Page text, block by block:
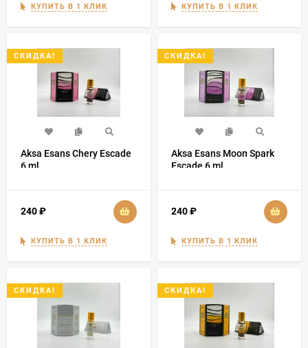
КУПИТЬ В 1 КЛИК КУПИТЬ В 1 КЛИК
СКИДКА!
Aksa Esans Chery Escade
6 ml
240₽
КУПИТЬ В 1 КЛИК
СКИДКА!
Aksa Esans Moon Spark
Escade 6 ml
240₽
КУПИТЬ В 1 КЛИК
СКИДКА! СКИДКА!